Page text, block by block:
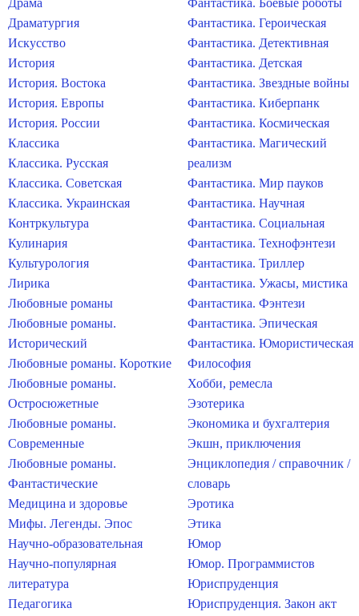
Драма
Драматургия
Искусство
История
История. Востока
История. Европы
История. России
Классика
Классика. Русская
Классика. Советская
Классика. Украинская
Контркультура
Кулинария
Культурология
Лирика
Любовные романы
Любовные романы.
Исторический
Любовные романы. Короткие
Любовные романы.
Остросюжетные
Любовные романы.
Современные
Любовные романы.
Фантастические
Медицина и здоровье
Мифы. Легенды. Эпос
Научно-образовательная
Научно-популярная
литература
Педагогика
Фантастика. Боевые роботы
Фантастика. Героическая
Фантастика. Детективная
Фантастика. Детская
Фантастика. Звездные войны
Фантастика. Киберпанк
Фантастика. Космическая
Фантастика. Магический
реализм
Фантастика. Мир пауков
Фантастика. Научная
Фантастика. Социальная
Фантастика. Технофэнтези
Фантастика. Триллер
Фантастика. Ужасы, мистика
Фантастика. Фэнтези
Фантастика. Эпическая
Фантастика. Юмористическая
Философия
Хобби, ремесла
Эзотерика
Экономика и бухгалтерия
Экшн, приключения
Энциклопедия / справочник /
словарь
Эротика
Этика
Юмор
Юмор. Программистов
Юриспруденция
Юриспруденция. Закон акт